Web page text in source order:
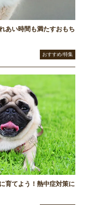
あい時間も満たすおもち
おすすめ/特集
育てよう！熱中症対策に